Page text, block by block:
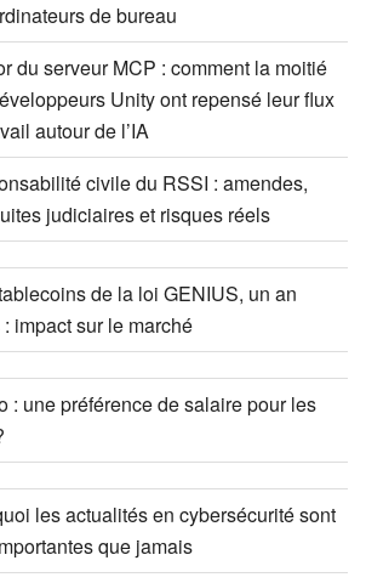
de bureau
du serveur MCP : comment la moitié
Unity ont repensé leur flux
autour de l’IA
civile du RSSI : amendes,
judiciaires et risques réels
de la loi GENIUS, un an
impact sur le marché
: une préférence de salaire pour les
les actualités en cybersécurité sont
que jamais